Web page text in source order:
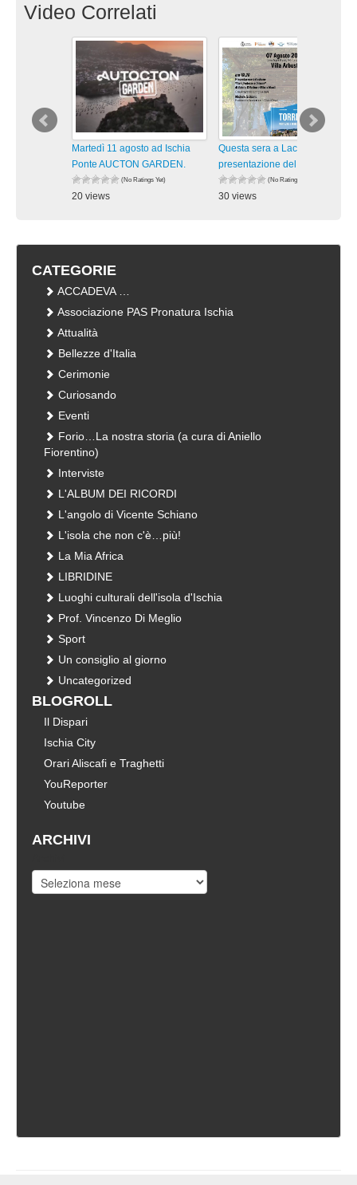
Video Correlati
Martedì 11 agosto ad Ischia
Ponte AUCTON GARDEN.
(No Ratings Yet)
20 views
Questa sera a Lacco A.
presentazione del libro TORRI,
(No Ratings Yet)
30 views
CATEGORIE
ACCADEVA …
Associazione PAS Pronatura Ischia
Attualità
Bellezze d'Italia
Cerimonie
Curiosando
Eventi
Forio…La nostra storia (a cura di Aniello
Fiorentino)
Interviste
L'ALBUM DEI RICORDI
L'angolo di Vicente Schiano
L'isola che non c'è…più!
La Mia Africa
LIBRIDINE
Luoghi culturali dell'isola d'Ischia
Prof. Vincenzo Di Meglio
Sport
Un consiglio al giorno
Uncategorized
BLOGROLL
Il Dispari
Ischia City
Orari Aliscafi e Traghetti
YouReporter
Youtube
ARCHIVI